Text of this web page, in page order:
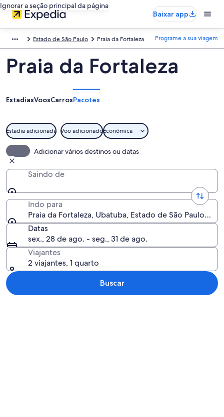
Ignorar a seção principal da página
Baixar app
Estado de São Paulo Praia da Fortaleza Programe a sua viagem
Praia da Fortaleza
EstadiasVoosCarrosPacotes
Estadia adicionada Voo adicionadoEconômica
Adicionar vários destinos ou datas
Saindo de
Indo para
Praia da Fortaleza, Ubatuba, Estado de São Paulo,
Datas
sex., 28 de ago. - seg., 31 de ago.
Viajantes
2 viajantes, 1 quarto
Buscar